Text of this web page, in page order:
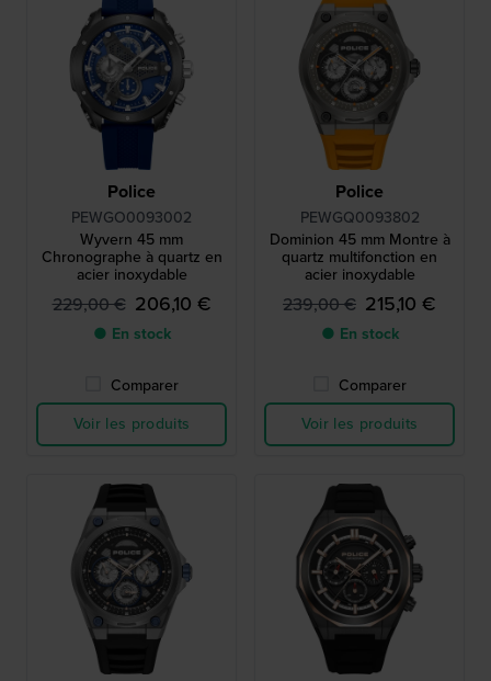
Police
PEWGO0093002
Wyvern 45 mm
Chronographe à quartz en
acier inoxydable
229,00 € 206,10 €
● En stock
Comparer
Voir les produits
Police
PEWGQ0093802
Dominion 45 mm Montre à
quartz multifonction en
acier inoxydable
239,00 € 215,10 €
● En stock
Comparer
Voir les produits